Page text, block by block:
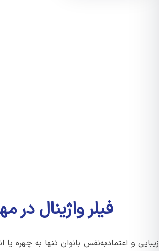
فیلر واژینال در
و اعتمادبه‌نفس بانوان تنها به چهره یا